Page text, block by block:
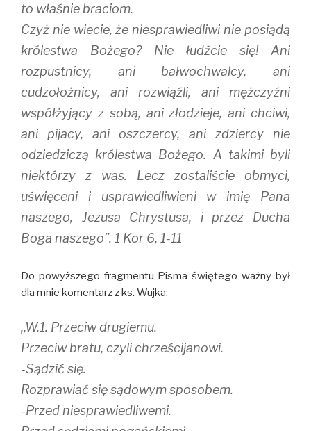
to właśnie braciom.
Czyż nie wiecie, że niesprawiedliwi nie posiądą
królestwa Bożego? Nie łudźcie się! Ani
rozpustnicy, ani bałwochwalcy, ani
cudzołożnicy, ani rozwiąźli, ani mężczyźni
współżyjący z sobą, ani złodzieje, ani chciwi,
ani pijacy, ani oszczercy, ani zdziercy nie
odziedziczą królestwa Bożego. A takimi byli
niektórzy z was. Lecz zostaliście obmyci,
uświęceni i usprawiedliwieni w imię Pana
naszego, Jezusa Chrystusa, i przez Ducha
Boga naszego”. 1 Kor 6, 1-11
Do powyższego fragmentu Pisma świętego ważny był
dla mnie komentarz z ks. Wujka:
,,W.1. Przeciw drugiemu.
Przeciw bratu, czyli chrześcijanowi.
-Sądzić się.
Rozprawiać się sądowym sposobem.
-Przed niesprawiedliwemi.